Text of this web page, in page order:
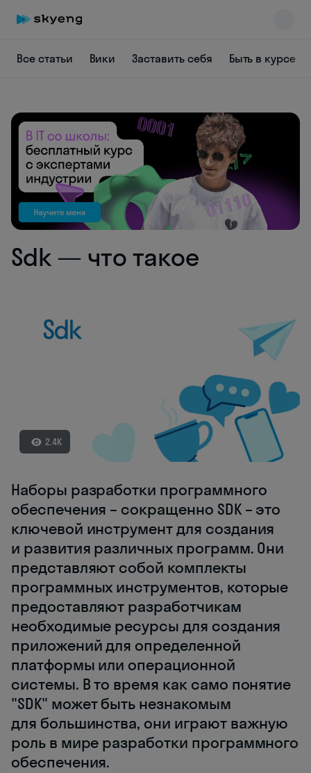
Все статьи Вики Заставить себя Быть в курсе
Sdk — что такое
2.4K
Наборы разработки программного
обеспечения – сокращенно SDK – это
ключевой инструмент для создания
и развития различных программ. Они
представляют собой комплекты
программных инструментов, которые
предоставляют разработчикам
необходимые ресурсы для создания
приложений для определенной
платформы или операционной
системы. В то время как само понятие
"SDK" может быть незнакомым
для большинства, они играют важную
роль в мире разработки программного
обеспечения.
Skyeng Chat
online